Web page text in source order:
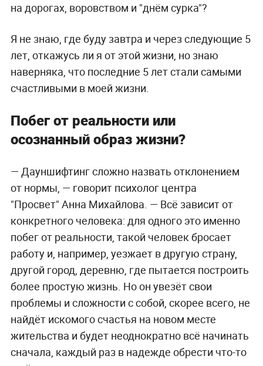
на дорогах, воровством и "днём сурка"?
Я не знаю, где буду завтра и через следующие 5
лет, откажусь ли я от этой жизни, но знаю
наверняка, что последние 5 лет стали самыми
счастливыми в моей жизни.
Побег от реальности или
осознанный образ жизни?
— Дауншифтинг сложно назвать отклонением
от нормы, — говорит психолог центра
"Просвет" Анна Михайлова. — Всё зависит от
конкретного человека: для одного это именно
побег от реальности, такой человек бросает
работу и, например, уезжает в другую страну,
другой город, деревню, где пытается построить
более простую жизнь. Но он увезёт свои
проблемы и сложности с собой, скорее всего, не
найдёт искомого счастья на новом месте
жительства и будет неоднократно всё начинать
сначала, каждый раз в надежде обрести что-то